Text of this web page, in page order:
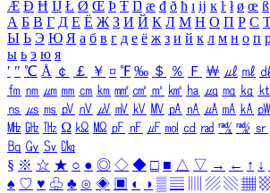
Æ Ð Ħ Ĳ Ł Ø Œ Þ Ŧ Ŋ æ đ ð ħ ı ĳ ĸ ŀ ł ø œ ß
А Б В Г Д Е Ё Ж З И Й К Л М Н О П Р С
Ы Ь Э Ю Я а б в г д е ё ж з и й к л м н о п
ы ь э ю я
′ ″ ℃ Å ￠ ￡ ￥ ¤ ℉ ‰ ＄ ％ Ｆ ￦ ㎕ ㎖
㎙ ㎚ ㎛ ㎜ ㎝ ㎞ ㎟ ㎠ ㎡ ㎢ ㏊ ㎍ ㎎ ㎏ ㏏
㎱ ㎲ ㎳ ㎴ ㎵ ㎶ ㎷ ㎸ ㎹ ㎀ ㎁ ㎂ ㎃ ㎄ ㎺
㎒ ㎓ ㎔ Ω ㏀ ㏁ ㎊ ㎋ ㎌ ㏖ ㏅ ㎭ ㎮ ㎯ ㏛
㏃ ㏉ ㏜ ㏆
§ ※ ☆ ★ ○ ● ◎ ◇ ◆ □ ■ △ ▽ → ← ↑ ↓
♠ ♡ ♥ ♧ ♣ ⊙ ◈ ▣ ◐ ◑ ▒ ▤ ▨ ▧ ▦